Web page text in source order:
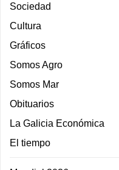
Sociedad
Cultura
Gráficos
Somos Agro
Somos Mar
Obituarios
La Galicia Económica
El tiempo